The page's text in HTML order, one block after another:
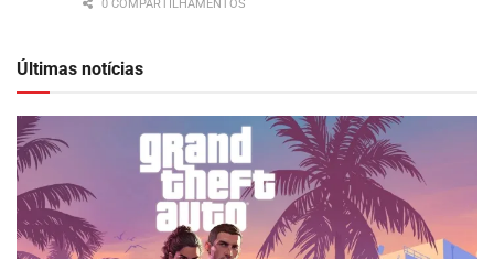
0 COMPARTILHAMENTOS
Últimas notícias